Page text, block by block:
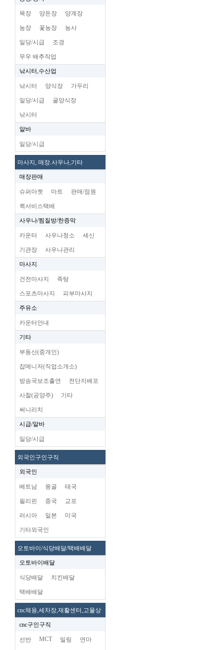
목장 양돈장 양계장
농장 꽃농장 농사
일당/시급 조경
무우 배추작업
낚시터,수산업
낚시터 양식장 가두리
일당/시급 굴양식장
낚시터
알바
일당/시급
마사지, 매장.사우나,기타
매장판매
슈퍼마켓 마트 판매/점원
퀵서비스택배
사우나/찜질방/한증막
카운터 사우나청소 세신
기관장 사우나관리
마사지
건전마사지 족탕
스포츠마사지 피부마사지
주유소
카운터안내
기타
부동산(중개인)
잡메니저(직업소개소)
방송국보조출연 전단지배포
사찰(공양주) 기타
써니리치
시급/알바
일당/시급
외국인구인구직
외국인
베트남 몽골 태국
필리핀 중국 교포
러시아 일본 미국
기타외국인
오토바이/식당배달/택배배달
오토바이배달
식당배달 치킨배달
택배배달
cnc체용,세차장,재활센터,고물상
cnc구인구직
선반 MCT 밀링 연마